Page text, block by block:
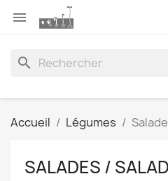

search
Accueil Légumes
SALADES /